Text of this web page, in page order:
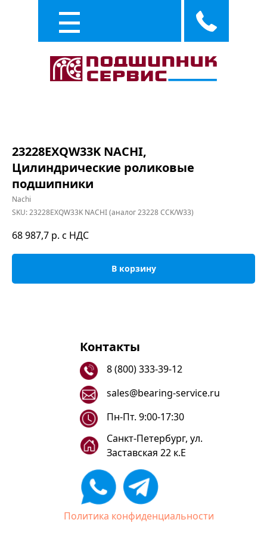
23228EXQW33K NACHI,
Цилиндрические роликовые
подшипники
Nachi
SKU:23228EXQW33K NACHI (аналог 23228 CCK/W33)
68 987,7 р. с НДС
В корзину
Контакты
8 (800) 333-39-12
sales@bearing-service.ru
Санкт-Петербург, ул.
Заставская 22 к.Е
Пн-Пт. 9:00-17:30
Политика конфиденциальности